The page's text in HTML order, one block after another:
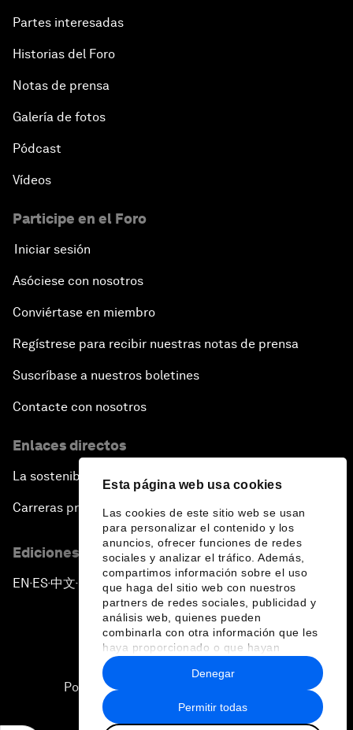
Esta página web usa cookies
Las cookies de este sitio web se usan
para personalizar el contenido y los
anuncios, ofrecer funciones de redes
sociales y analizar el tráfico. Además,
compartimos información sobre el uso
que haga del sitio web con nuestros
partners de redes sociales, publicidad y
análisis web, quienes pueden
combinarla con otra información que les
haya proporcionado o que hayan
recopilado a partir del uso que haya
hecho de sus servicios.
Permitir todas
Denegar
Partes interesadas
Historias del Foro
Notas de prensa
Galería de fotos
Pódcast
Vídeos
Participe en el Foro
Iniciar sesión
Asóciese con nosotros
Conviértase en miembro
Regístrese para recibir nuestras notas de prensa
Suscríbase a nuestros boletines
Contacte con nosotros
Enlaces directos
La sostenibilidad en el Foro
Carreras profesionales
Ediciones en otros idiomas
EN ▪ES▪中文▪ 日本語
Política de privacidad y normas de uso
Sitemap